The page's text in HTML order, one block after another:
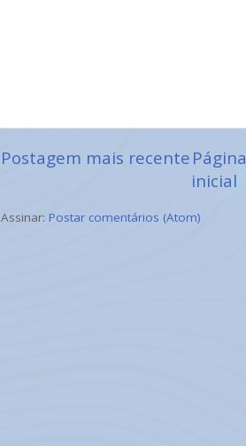
Postagem mais recentePágina
inicial
Assinar: Postar comentários (Atom)